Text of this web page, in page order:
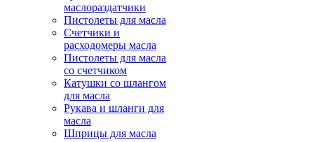
маслораздатчики
Пистолеты для масла
Счетчики и
расходомеры масла
Пистолеты для масла
со счетчиком
Катушки со шлангом
для масла
Рукава и шланги для
масла
Шприцы для масла